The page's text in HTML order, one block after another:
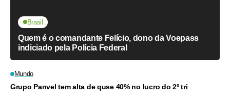
Brasil
Quem é o comandante Felício, dono da Voepass
indiciado pela Polícia Federal
Mundo
Grupo Panvel tem alta de quse 40% no lucro do 2º tri